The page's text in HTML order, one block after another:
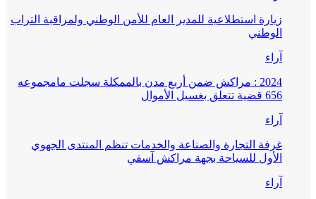
زيارة استطلاعية للمدير العام للأمن الوطني ولمراقبة التراب
الوطني
آراء
2024 : مراكش ضمن أربع مدن بالممكلة سجلت مامجموعه
656 قضية تتعلق بغسيل الأموال
آراء
غرفة التجارة والصناعة والخدمات تنظم المنتدى الجهوي
الأول للسياحة بجهة مراكش آسفي
آراء